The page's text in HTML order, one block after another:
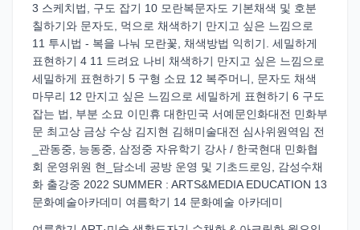
3 스케치법, 구도 잡기 10 모란복문자도 기본채색 및 호분
칠하기와 문자도, 먹으로 채색하기 만지고 싶은 느낌으로
11 투시법 - 복을 나눠 모란꽃, 채색방법 익히기. 세밀하게
표현하기 4 11 드려요 나비 채색하기 만지고 싶은 느낌으로
세밀하게 표현하기 5 구형 소묘 12 복주머니, 문자도 채색
마무리 12 만지고 싶은 느낌으로 세밀하게 표현하기 6 구도
잡는 법, 부분 소묘 이민휴 대한민국 서예문인화대전 민화부
문 최고상 금상 수상 김지현 김해미술대전 심사위원역임 전
_관동중, 능동중, 삼정중 자유학기 강사 / 한국현대 민화협
회 운영위원 현_담소네 공방 운영 및 기초드로잉, 감성수채
화 출강중 2022 SUMMER : ARTS&MEDIA EDUCATION 13
문화예술아카데미 여름학기 14 문화예술 아카데미